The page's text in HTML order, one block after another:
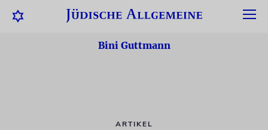
Bini Guttmann
ARTIKEL